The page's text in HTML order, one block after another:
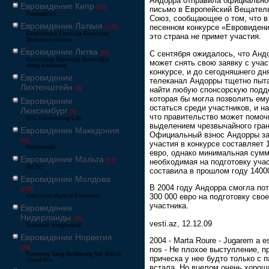
Евровидение Кипр [52]
Γιουροβίζιον
Евровидение Латвия [125]
Eirodziesma Eirovīzija Eirovīzijas
dziesmu konkurss
Евровидение Литва [65]
Eurovizijoje Eurovizija Eurovizijos
dainų konkursas
Евровидение
Лихтенштейн [6]
Евровидение
Люксембург [6]
RTL Luxembourg LSC
Евровидение Македония
[24]
Евровизија
Евровидение Мальта [51]
MESC
Евровидение Молдова
[134]
Concursul Muzical Eurovision
Евровидение
Нидерланды [26]
Eurovisie Songfestival
Евровидение Норвегия
[39]
Eurosong Sang Ryddesalg Nrk Melodi
Grand Prix
письмо в Европейский
Союз, сообщающее о том, что в
песенном конкурсе
это страна не примет участия.
С сентября ожидалось, что
может снять свою заявку с
конкурсе, и до сегодняшнего
телеканал Андорры тщетно
найти любую спонсорскую
которая бы могла позволить ему
остаться среди участников, и
что правительство может
выделением чрезвычайного
Официальный взнос Андорры
участия в конкурсе составляет
евро, однако минимальная
необходимая на подготовку
составила в прошлом году
В 2004 году Андорра смогла
300 000 евро на подготовку
участника.
vesti.az, 12.12.09
2004 - Marta Roure - Jugarem a
nos - Не плохое выступление,
прическа у нее будто только с